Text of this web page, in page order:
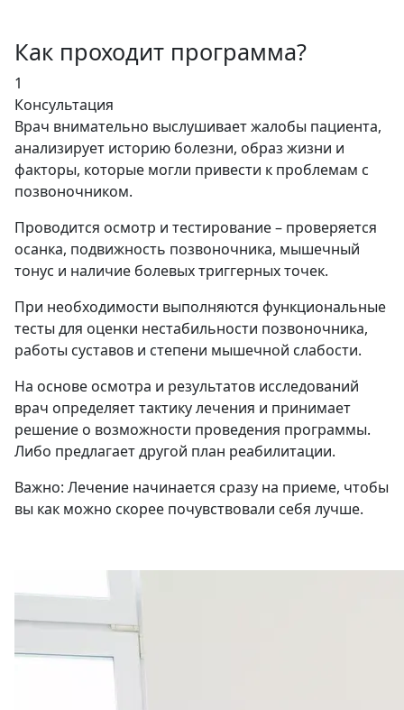
Как проходит программа?
1
Консультация
Врач внимательно выслушивает жалобы пациента,
анализирует историю болезни, образ жизни и
факторы, которые могли привести к проблемам с
позвоночником.
Проводится осмотр и тестирование – проверяется
осанка, подвижность позвоночника, мышечный
тонус и наличие болевых триггерных точек.
При необходимости выполняются функциональные
тесты для оценки нестабильности позвоночника,
работы суставов и степени мышечной слабости.
На основе осмотра и результатов исследований
врач определяет тактику лечения и принимает
решение о возможности проведения программы.
Либо предлагает другой план реабилитации.
Важно: Лечение начинается сразу на приеме, чтобы
вы как можно скорее почувствовали себя лучше.